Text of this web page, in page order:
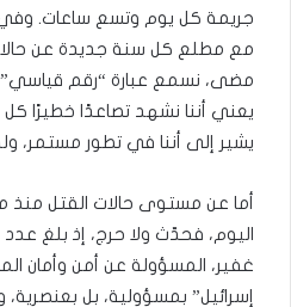
جريمة كل يوم وتسع ساعات. وفي
مع مطلع كل سنة جديدة عن
مضى، نسمع عبارة “رقم قياسي”
يعني أننا نشهد تصاعدًا خطيرًا
يشير إلى أننا في تطور مستمر،
أما عن مستوى حالات القتل منذ
غفير، المسؤولة عن أمن وأمان
إسرائيل” بمسؤولية، بل